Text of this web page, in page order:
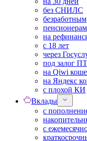
без СНИЛС
безработным
пенсионерам
на
с 18 лет
через
под залог
на Qiwi
на Яндекс
с плохой КИ
Вклады
с
с